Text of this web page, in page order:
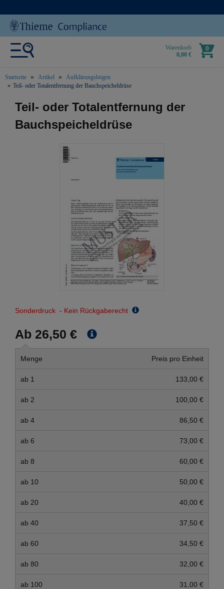
Warenkorb
0,00 €
0
Startseite Artikel
Aufklärungsbögen
Teil- oder Totalentfernung der Bauchspeicheldrüse
text.skipToContent
text.skipToNavigation
Teil- oder Totalentfernung der
Bauchspeicheldrüse
Sonderdruck - Kein Rückgaberecht
Ab 26,50 €
Menge Preis pro Einheit
ab 1 133,00 €
ab 2 100,00 €
ab 4 86,50 €
ab 6 73,00 €
ab 8 60,00 €
ab 10 50,00 €
ab 20 40,00 €
ab 40 37,50 €
ab 60 34,50 €
ab 80 32,00 €
ab 100 31,00 €